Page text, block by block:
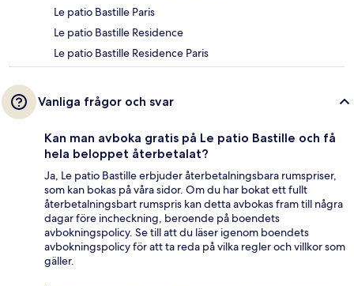
Le patio Bastille Paris
Le patio Bastille Residence
Le patio Bastille Residence Paris
Vanliga frågor och svar
Kan man avboka gratis på Le patio Bastille och få
hela beloppet återbetalat?
Ja, Le patio Bastille erbjuder återbetalningsbara rumspriser,
som kan bokas på våra sidor. Om du har bokat ett fullt
återbetalningsbart rumspris kan detta avbokas fram till några
dagar före incheckning, beroende på boendets
avbokningspolicy. Se till att du läser igenom boendets
avbokningspolicy för att ta reda på vilka regler och villkor som
gäller.